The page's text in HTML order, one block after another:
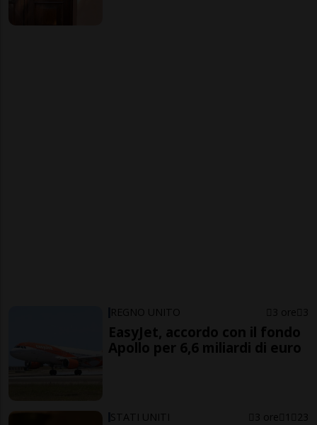
REGNO UNITO 3 ore 3
EasyJet, accordo con il fondo
Apollo per 6,6 miliardi di euro
STATI UNITI 3 ore 1 23